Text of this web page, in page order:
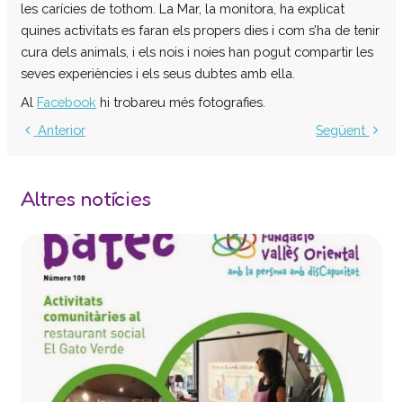
Retribucions percebudes pels màxims
responsables de l’entitat
Serveis a persones
Formació
Centre Ocupacional
Edifici de Rehabilitació Funcional
Serveis a empreses
Manipulats Industrials
Jardineria
Neteja
les carícies de tothom. La Mar, la monitora, ha explicat
quines activitats es faran els propers dies i com s’ha de tenir
cura dels animals, i els nois i noies han pogut compartir les
seves experiències i els seus dubtes amb ella.
Al Facebook hi trobareu més fotografies.
Anterior
Següent
Altres notícies